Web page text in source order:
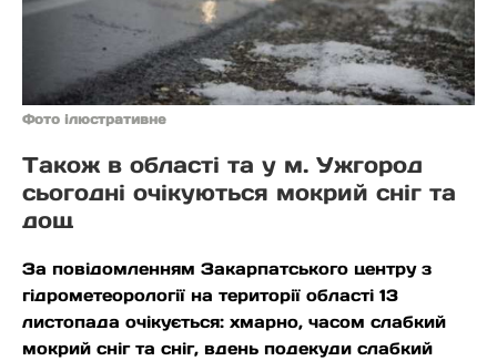
Фото ілюстративне
Також в області та у м. Ужгород
сьогодні очікуються мокрий сніг та
дощ
За повідомленням Закарпатського центру з
гідрометеорології на території області 13
листопада очікується: хмарно, часом слабкий
мокрий сніг та сніг, вдень подекуди слабкий